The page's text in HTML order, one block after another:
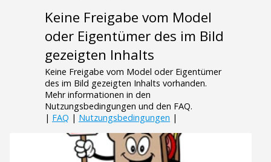
Keine Freigabe vom Model
oder Eigentümer des im Bild
gezeigten Inhalts
Keine Freigabe vom Model oder Eigentümer
des im Bild gezeigten Inhalts vorhanden.
Mehr informationen in den
Nutzungsbedingungen und den FAQ.
| FAQ | Nutzungsbedingungen |